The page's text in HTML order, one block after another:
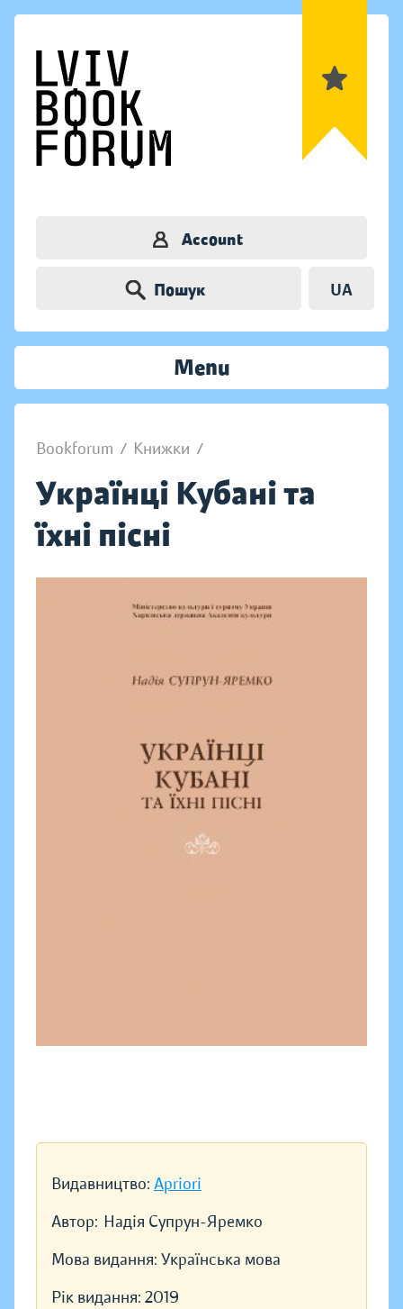
Account
Пошук UA
Menu
Bookforum / Книжки /
Українці Кубані та
їхні пісні
Видавництво: Apriori
Автор: Надія Супрун-Яремко
Мова видання: Українська мова
Рік видання: 2019